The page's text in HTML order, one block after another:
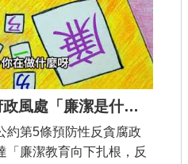
讓犀牛村長必須向每位村
開、透明與廉潔的重要，
政價值觀。
【轉知】嘉義縣政府政風處「廉潔是什麼？」動畫影片
第5條預防性反貪腐政
「廉潔教育向下扎根，反